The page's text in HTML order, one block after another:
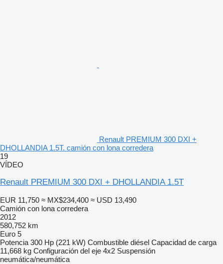
Renault PREMIUM 300 DXI +
DHOLLANDIA 1.5T. camión con lona corredera
19
VÍDEO
Renault PREMIUM 300 DXI + DHOLLANDIA 1.5T
EUR 11,750 ≈ MX$234,400 ≈ USD 13,490
Camión con lona corredera
2012
580,752 km
Euro 5
Potencia 300 Hp (221 kW) Combustible diésel Capacidad de carga
11,668 kg Configuración del eje 4x2 Suspensión
neumática/neumática